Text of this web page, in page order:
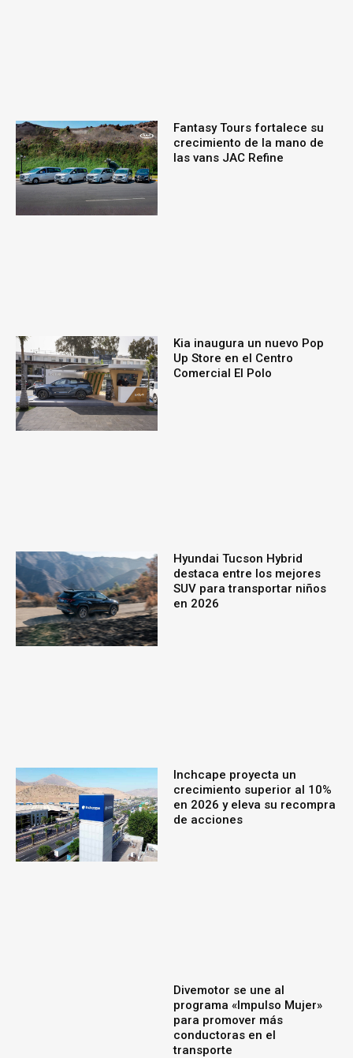
Fantasy Tours fortalece su
crecimiento de la mano de
las vans JAC Refine
Kia inaugura un nuevo Pop
Up Store en el Centro
Comercial El Polo
Hyundai Tucson Hybrid
destaca entre los mejores
SUV para transportar niños
en 2026
Inchcape proyecta un
crecimiento superior al 10%
en 2026 y eleva su recompra
de acciones
Divemotor se une al
programa «Impulso Mujer»
para promover más
conductoras en el
transporte